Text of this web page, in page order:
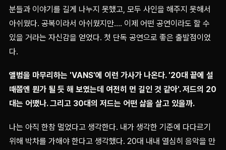
분들과 이야기를 길게 나누지 못했고, 모두 사인을 해주지 못해서
아쉬웠다. 공복이라서 아쉬웠지만…. 이제 어떤 공연이라도 할 수
있을 거라는 자신감을 얻었다. 첫 단독 공연으로 좋은 출발점이었
다.
앨범을 마무리하는 'VANS'에 이런 가사가 나온다. '20대 끝에 설
때쯤엔 뭔가 될 듯 해 보였는데 여전히 먼 길인 것 같아'. 저드의 20
대는 어땠나. 그리고 30대의 저드는 어떤 삶을 살고 있을까.
나는 아직 한참 멀었다고 생각한다. 내가 생각한 기준에 다다르기
위해 박차를 가해야 한다고 생각했다. 20대 내내 열심히 음악을 만